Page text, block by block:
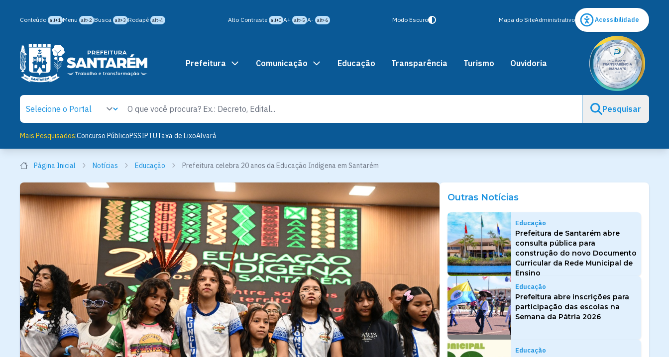
Conteúdo alt+1 Menu alt+2 Busca alt+3 Rodapé alt+4 Alto Contraste alt+C A+ alt+5 A- alt+6 Modo Escuro Mapa do SiteAdministrativo Acessibilidade
Prefeitura Comunicação Educação Transparência Turismo Ouvidoria
Pesquisar
Mais Pesquisados:Concurso PúblicoPSSIPTUTaxa de LixoAlvará
Página Inicial Notícias Educação Prefeitura celebra 20 anos da Educação Indígena em Santarém
Outras Notícias
Educação
Prefeitura de Santarém abre
consulta pública para
construção do novo Documento
Curricular da Rede Municipal de
Ensino
Educação
Prefeitura abre inscrições para
participação das escolas na
Semana da Pátria 2026
Educação